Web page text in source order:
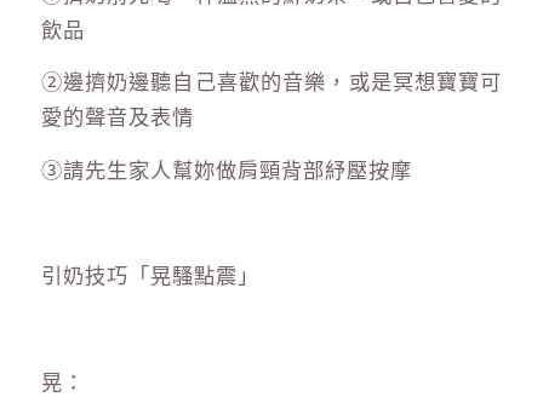
飲品
②邊擠奶邊聽自己喜歡的音樂，或是冥想寶寶可
愛的聲音及表情
③請先生家人幫妳做肩頸背部紓壓按摩
引奶技巧「晃騷點震」
晃：